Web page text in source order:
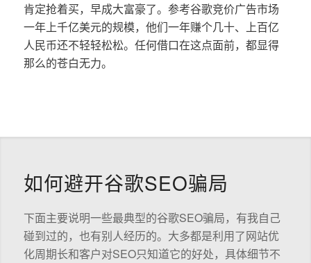
肯定抢着买，早成大富豪了。参考谷歌竞价广告市场
一年上千亿美元的规模，他们一年赚个几十、上百亿
人民币还不轻轻松松。任何借口在这点面前，都显得
那么的苍白无力。
如何避开谷歌SEO骗局
下面主要说明一些最典型的谷歌SEO骗局，有我自己
碰到过的，也有别人经历的。大多都是利用了网站优
化周期长和客户对SEO只知道它的好处，具体细节不